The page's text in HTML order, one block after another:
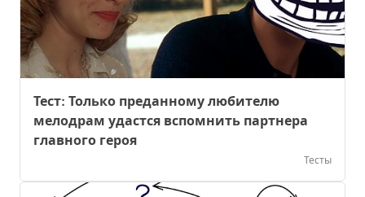
Тест: Только преданному любителю
мелодрам удастся вспомнить партнера
главного героя
Тесты